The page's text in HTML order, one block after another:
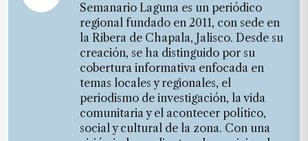
Semanario Laguna es un periódico
regional fundado en 2011, con sede en
la Ribera de Chapala, Jalisco. Desde su
creación, se ha distinguido por su
cobertura informativa enfocada en
temas locales y regionales, el
periodismo de investigación, la vida
comunitaria y el acontecer político,
social y cultural de la zona. Con una